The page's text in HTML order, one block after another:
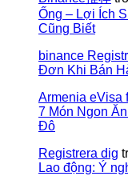
Ống – Lợi Ích
Cũng Biết
binance
Đơn Khi Bán
Armenia eVisa
7 Món Ngon
Đô
Registrera dig
Lao động: Ý